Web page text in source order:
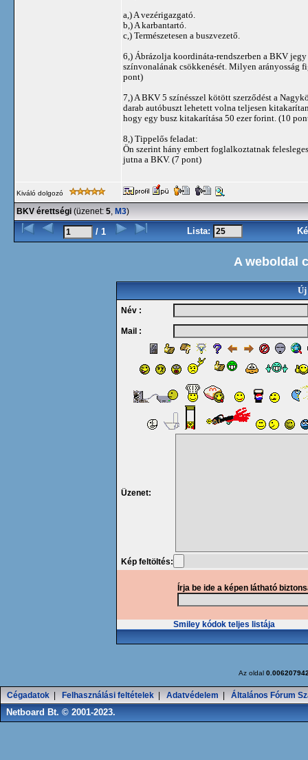
a,) A vezérigazgató.
b,) A karbantartó.
c,) Természetesen a buszvezető.
6,) Ábrázolja koordináta-rendszerben a BKV
színvonalának csökkenését. Milyen arányosság
pont)
7,) A BKV 5 színésszel kötött szerződést a
darab autóbuszt lehetett volna teljesen
hogy egy busz kitakarítása 50 ezer forint. (10
8,) Tippelős feladat:
Ön szerint hány embert foglalkoztatnak
jutna a BKV. (7 pont)
Kiváló dolgozó
BKV érettségi (üzenet: 5, M3)
/ 1 Lista:
A weboldal
Új
Név :
Mail :
Üzenet:
Kép feltöltés:
Írja be ide a képen látható
Smiley kódok teljes listája
Az oldal
Cégadatok Felhasználási feltételek Adatvédelem Általános Fórum
Netboard Bt. © 2001-2023.